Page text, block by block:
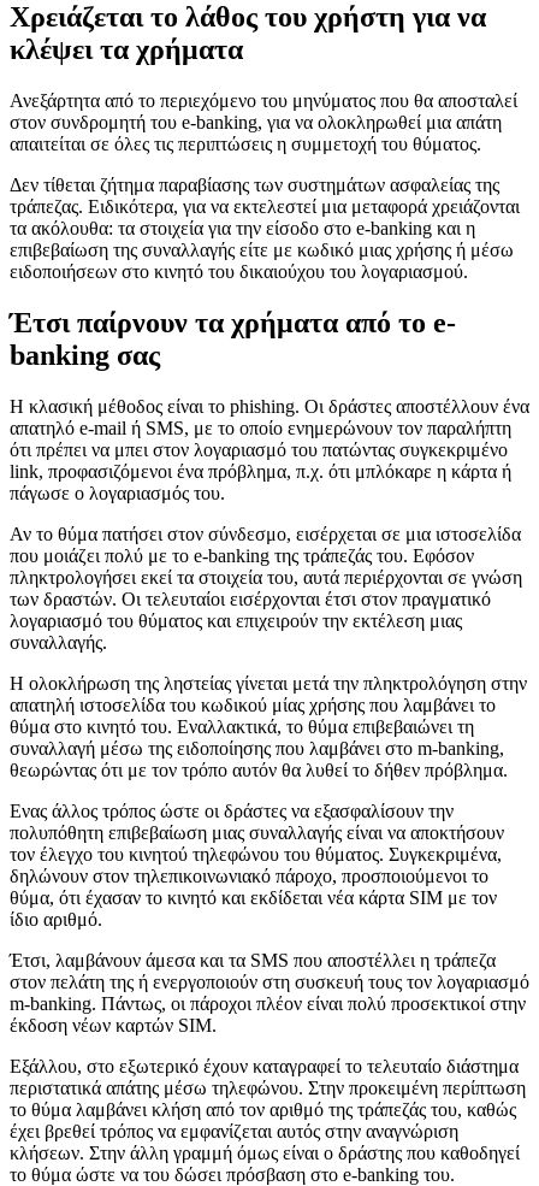
Χρειάζεται το λάθος του χρήστη για να
κλέψει τα χρήματα
Ανεξάρτητα από το περιεχόμενο του μηνύματος που θα αποσταλεί
στον συνδρομητή του e-banking, για να ολοκληρωθεί μια απάτη
απαιτείται σε όλες τις περιπτώσεις η συμμετοχή του θύματος.
Δεν τίθεται ζήτημα παραβίασης των συστημάτων ασφαλείας της
τράπεζας. Ειδικότερα, για να εκτελεστεί μια μεταφορά χρειάζονται
τα ακόλουθα: τα στοιχεία για την είσοδο στο e-banking και η
επιβεβαίωση της συναλλαγής είτε με κωδικό μιας χρήσης ή μέσω
ειδοποιήσεων στο κινητό του δικαιούχου του λογαριασμού.
Έτσι παίρνουν τα χρήματα από το e-
banking σας
Η κλασική μέθοδος είναι το phishing. Οι δράστες αποστέλλουν ένα
απατηλό e-mail ή SMS, με το οποίο ενημερώνουν τον παραλήπτη
ότι πρέπει να μπει στον λογαριασμό του πατώντας συγκεκριμένο
link, προφασιζόμενοι ένα πρόβλημα, π.χ. ότι μπλόκαρε η κάρτα ή
πάγωσε ο λογαριασμός του.
Αν το θύμα πατήσει στον σύνδεσμο, εισέρχεται σε μια ιστοσελίδα
που μοιάζει πολύ με το e-banking της τράπεζάς του. Εφόσον
πληκτρολογήσει εκεί τα στοιχεία του, αυτά περιέρχονται σε γνώση
των δραστών. Οι τελευταίοι εισέρχονται έτσι στον πραγματικό
λογαριασμό του θύματος και επιχειρούν την εκτέλεση μιας
συναλλαγής.
Η ολοκλήρωση της ληστείας γίνεται μετά την πληκτρολόγηση στην
απατηλή ιστοσελίδα του κωδικού μίας χρήσης που λαμβάνει το
θύμα στο κινητό του. Εναλλακτικά, το θύμα επιβεβαιώνει τη
συναλλαγή μέσω της ειδοποίησης που λαμβάνει στο m-banking,
θεωρώντας ότι με τον τρόπο αυτόν θα λυθεί το δήθεν πρόβλημα.
Ενας άλλος τρόπος ώστε οι δράστες να εξασφαλίσουν την
πολυπόθητη επιβεβαίωση μιας συναλλαγής είναι να αποκτήσουν
τον έλεγχο του κινητού τηλεφώνου του θύματος. Συγκεκριμένα,
δηλώνουν στον τηλεπικοινωνιακό πάροχο, προσποιούμενοι το
θύμα, ότι έχασαν το κινητό και εκδίδεται νέα κάρτα SIM με τον
ίδιο αριθμό.
Έτσι, λαμβάνουν άμεσα και τα SMS που αποστέλλει η τράπεζα
στον πελάτη της ή ενεργοποιούν στη συσκευή τους τον λογαριασμό
m-banking. Πάντως, οι πάροχοι πλέον είναι πολύ προσεκτικοί στην
έκδοση νέων καρτών SIM.
Εξάλλου, στο εξωτερικό έχουν καταγραφεί το τελευταίο διάστημα
περιστατικά απάτης μέσω τηλεφώνου. Στην προκειμένη περίπτωση
το θύμα λαμβάνει κλήση από τον αριθμό της τράπεζάς του, καθώς
έχει βρεθεί τρόπος να εμφανίζεται αυτός στην αναγνώριση
κλήσεων. Στην άλλη γραμμή όμως είναι ο δράστης που καθοδηγεί
το θύμα ώστε να του δώσει πρόσβαση στο e-banking του.